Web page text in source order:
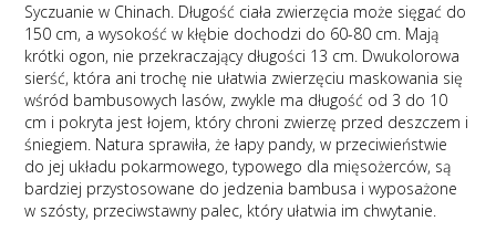
Syczuanie w Chinach. Długość ciała zwierzęcia może sięgać do
150 cm, a wysokość w kłębie dochodzi do 60-80 cm. Mają
krótki ogon, nie przekraczający długości 13 cm. Dwukolorowa
sierść, która ani trochę nie ułatwia zwierzęciu maskowania się
wśród bambusowych lasów, zwykle ma długość od 3 do 10
cm i pokryta jest łojem, który chroni zwierzę przed deszczem i
śniegiem. Natura sprawiła, że łapy pandy, w przeciwieństwie
do jej układu pokarmowego, typowego dla mięsożerców, są
bardziej przystosowane do jedzenia bambusa i wyposażone
w szósty, przeciwstawny palec, który ułatwia im chwytanie.